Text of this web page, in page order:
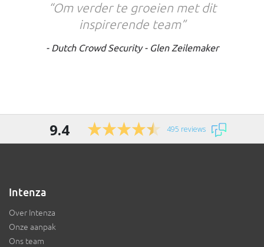
“Om verder te groeien met dit
inspirerende team”
‐ Dutch Crowd Security - Glen Zeilemaker
9.4 495 reviews
Intenza
Over Intenza
Onze aanpak
Ons team